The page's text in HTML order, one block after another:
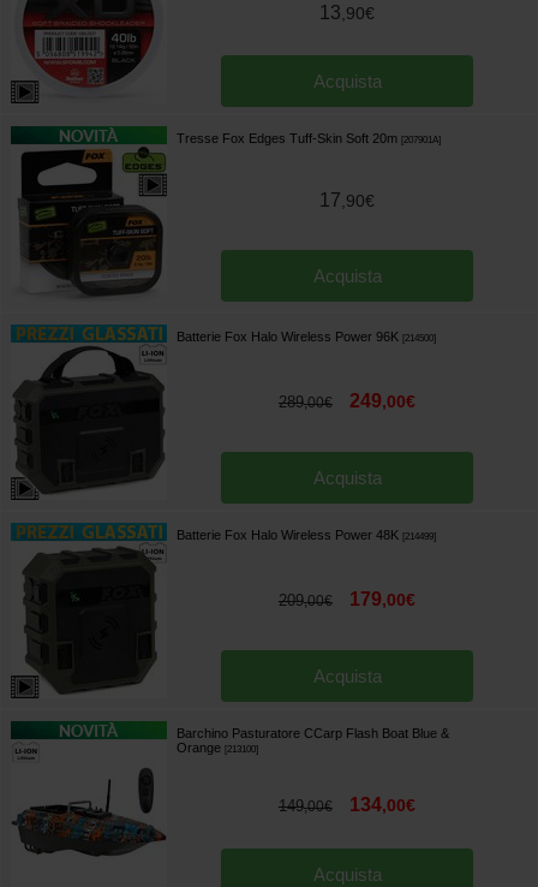
13 90€
Acquista
Tresse Fox Edges Tuff-Skin Soft 20m 207901A]
17 90€
Acquista
Batterie Fox Halo Wireless Power 96K 214500]
289,00€ 249,00€
Acquista
Batterie Fox Halo Wireless Power 48K 214499]
209,00€ 179,00€
Acquista
Barchino Pasturatore CCarp Flash Boat Blue &
Orange
213100]
149,00€ 134,00€
Acquista